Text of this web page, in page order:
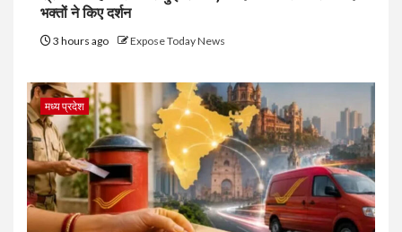
भक्तों ने किए दर्शन
3 hours ago Expose Today News
मध्य प्रदेश